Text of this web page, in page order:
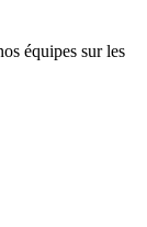
équipes sur les